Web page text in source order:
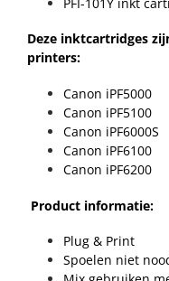
Deze inktcartridges
printers:
Canon iPF5000
Canon iPF5100
Canon iPF6000S
Canon iPF6100
Canon iPF6200
Product informatie:
Plug & Print
Spoelen niet